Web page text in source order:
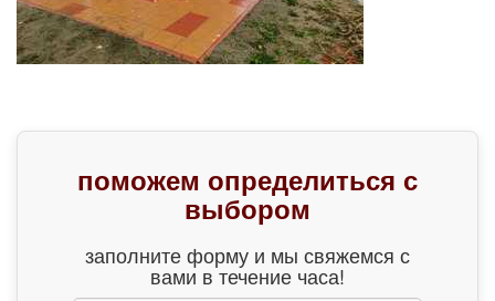
поможем определиться с
выбором
заполните форму и мы свяжемся с
вами в течение часа!